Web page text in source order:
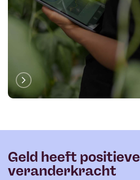
Geld heeft positieve
veranderkracht